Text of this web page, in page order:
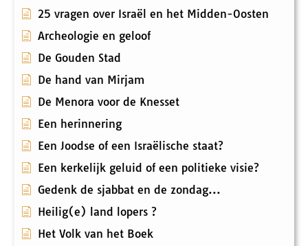
25 vragen over Israël en het Midden-Oosten
Archeologie en geloof
De Gouden Stad
De hand van Mirjam
De Menora voor de Knesset
Een herinnering
Een Joodse of een Israëlische staat?
Een kerkelijk geluid of een politieke visie?
Gedenk de sjabbat en de zondag...
Heilig(e) land lopers ?
Het Volk van het Boek